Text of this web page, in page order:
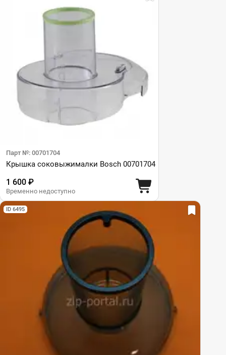
Парт №: 00701704
Крышка соковыжималки Bosch 00701704
1 600 ₽
Временно недоступно
ID 6495